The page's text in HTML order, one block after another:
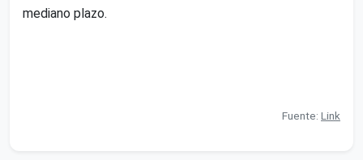
mediano plazo.
Fuente: Link